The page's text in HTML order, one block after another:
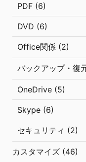
PDF (6)
DVD (6)
Office関係 (2)
バックアップ・復
OneDrive (5)
Skype (6)
セキュリティ (2)
カスタマイズ (46)